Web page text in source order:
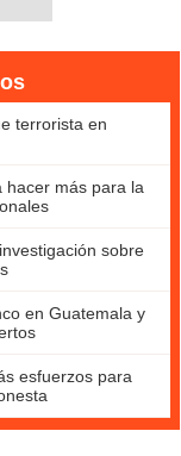
terrorista en
hacer más para la
sobre
en Guatemala y
esfuerzos para